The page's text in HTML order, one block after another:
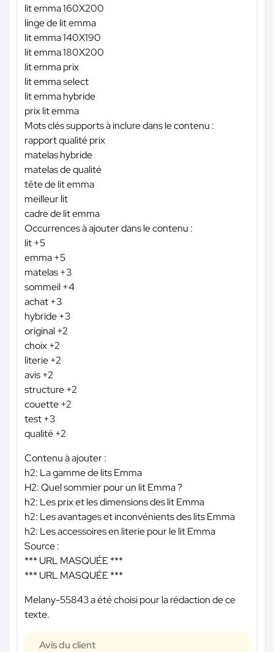
lit emma 160X200
linge de lit emma
lit emma 140X190
lit emma 180X200
lit emma prix
lit emma select
lit emma hybride
prix lit emma
Mots clés supports à inclure dans le contenu :
rapport qualité prix
matelas hybride
matelas de qualité
tête de lit emma
meilleur lit
cadre de lit emma
Occurrences à ajouter dans le contenu :
lit +5
emma +5
matelas +3
sommeil +4
achat +3
hybride +3
original +2
choix +2
literie +2
avis +2
structure +2
couette +2
test +3
qualité +2
Contenu à ajouter :
h2: La gamme de lits Emma
H2: Quel sommier pour un lit Emma ?
h2: Les prix et les dimensions des lit Emma
h2: Les avantages et inconvénients des lits Emma
h2: Les accessoires en literie pour le lit Emma
Source :
*** URL MASQUÉE ***
*** URL MASQUÉE ***
Melany-55843 a été choisi pour la rédaction de ce
texte.
Avis du client